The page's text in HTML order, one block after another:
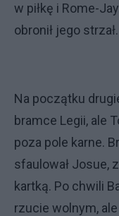
w piłkę i Rome-
obronił jego strzał.
Na początku
bramce Legii, ale
poza pole karne.
sfaulował Josue,
kartką. Po chwili
rzucie wolnym,